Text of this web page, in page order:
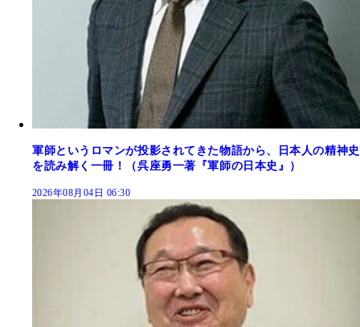
軍師というロマンが投影されてきた物語から、日本人の精神史
を読み解く一冊！（呉座勇一著『軍師の日本史』）
2026年08月04日 06:30